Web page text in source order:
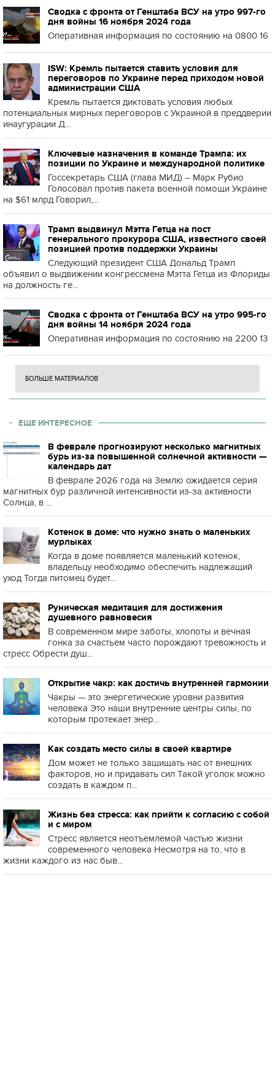
Сводка с фронта от Генштаба ВСУ на утро 997-го
дня войны 16 ноября 2024 года
Оперативная информация по состоянию на 0800 16
ISW: Кремль пытается ставить условия для
переговоров по Украине перед приходом новой
администрации США
Кремль пытается диктовать условия любых
потенциальных мирных переговоров с Украиной в преддверии
инаугурации Д...
Ключевые назначения в команде Трампа: их
позиции по Украине и международной политике
Госсекретарь США (глава МИД) – Марк Рубио
Голосовал против пакета военной помощи Украине
на $61 млрд Говорил,...
Трамп выдвинул Мэтта Гетца на пост
генерального прокурора США, известного своей
позицией против поддержки Украины
Следующий президент США Дональд Трамп
объявил о выдвижении конгрессмена Мэтта Гетца из Флориды
на должность ге...
Сводка с фронта от Генштаба ВСУ на утро 995-го
дня войны 14 ноября 2024 года
Оперативная информация по состоянию на 2200 13
БОЛЬШЕ МАТЕРИАЛОВ
ЕЩЕ ИНТЕРЕСНОЕ
В феврале прогнозируют несколько магнитных
бурь из-за повышенной солнечной активности —
календарь дат
В феврале 2026 года на Землю ожидается серия
магнитных бур различной интенсивности из-за активности
Солнца, в ...
Котенок в доме: что нужно знать о маленьких
мурлыках
Когда в доме появляется маленький котенок,
владельцу необходимо обеспечить надлежащий
уход Тогда питомец будет...
Руническая медитация для достижения
душевного равновесия
В современном мире заботы, хлопоты и вечная
гонка за счастьем часто порождают тревожность и
стресс Обрести душ...
Открытие чакр: как достичь внутренней гармонии
Чакры — это энергетические уровни развития
человека Это наши внутренние центры силы, по
которым протекает энер...
Как создать место силы в своей квартире
Дом может не только защищать нас от внешних
факторов, но и придавать сил Такой уголок можно
создать в каждом п...
Жизнь без стресса: как прийти к согласию с собой
и с миром
Стресс является неотъемлемой частью жизни
современного человека Несмотря на то, что в
жизни каждого из нас быв...